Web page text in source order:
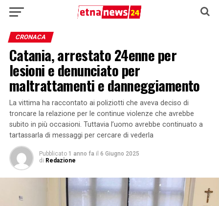
CRONACA
Catania, arrestato 24enne per
lesioni e denunciato per
maltrattamenti e danneggiamento
La vittima ha raccontato ai poliziotti che aveva deciso di
troncare la relazione per le continue violenze che avrebbe
subito in più occasioni. Tuttavia l’uomo avrebbe continuato a
tartassarla di messaggi per cercare di vederla
Pubblicato 1 anno fa il 6 Giugno 2025
di Redazione